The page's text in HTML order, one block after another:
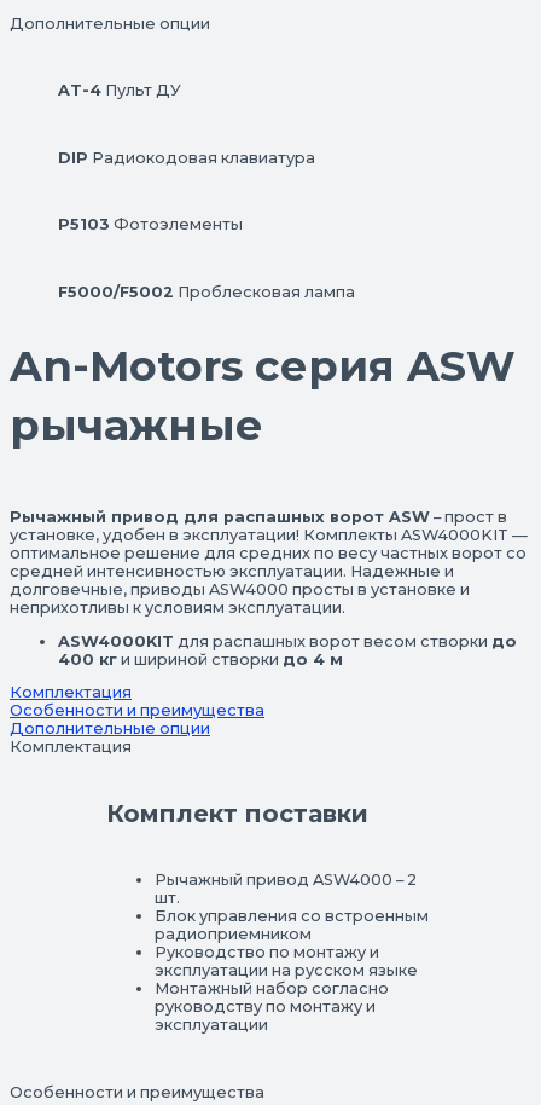
Дополнительные опции
AT-4 Пульт ДУ
DIP Радиокодовая клавиатура
P5103 Фотоэлементы
F5000/F5002 Проблесковая лампа
An-Motors серия ASW
рычажные
Рычажный привод для распашных ворот ASW – прост в
установке, удобен в эксплуатации! Комплекты ASW4000KIT —
оптимальное решение для средних по весу частных ворот со
средней интенсивностью эксплуатации. Надежные и
долговечные, приводы ASW4000 просты в установке и
неприхотливы к условиям эксплуатации.
ASW4000KIT для распашных ворот весом створки до
400 кг и шириной створки до 4 м
Комплектация
Особенности и преимущества
Дополнительные опции
Комплектация
Комплект поставки
Рычажный привод ASW4000 – 2
шт.
Блок управления со встроенным
радиоприемником
Руководство по монтажу и
эксплуатации на русском языке
Монтажный набор согласно
руководству по монтажу и
эксплуатации
Особенности и преимущества